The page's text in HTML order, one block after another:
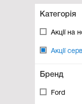
Категорія
Акції на
Акції
Бренд
Ford